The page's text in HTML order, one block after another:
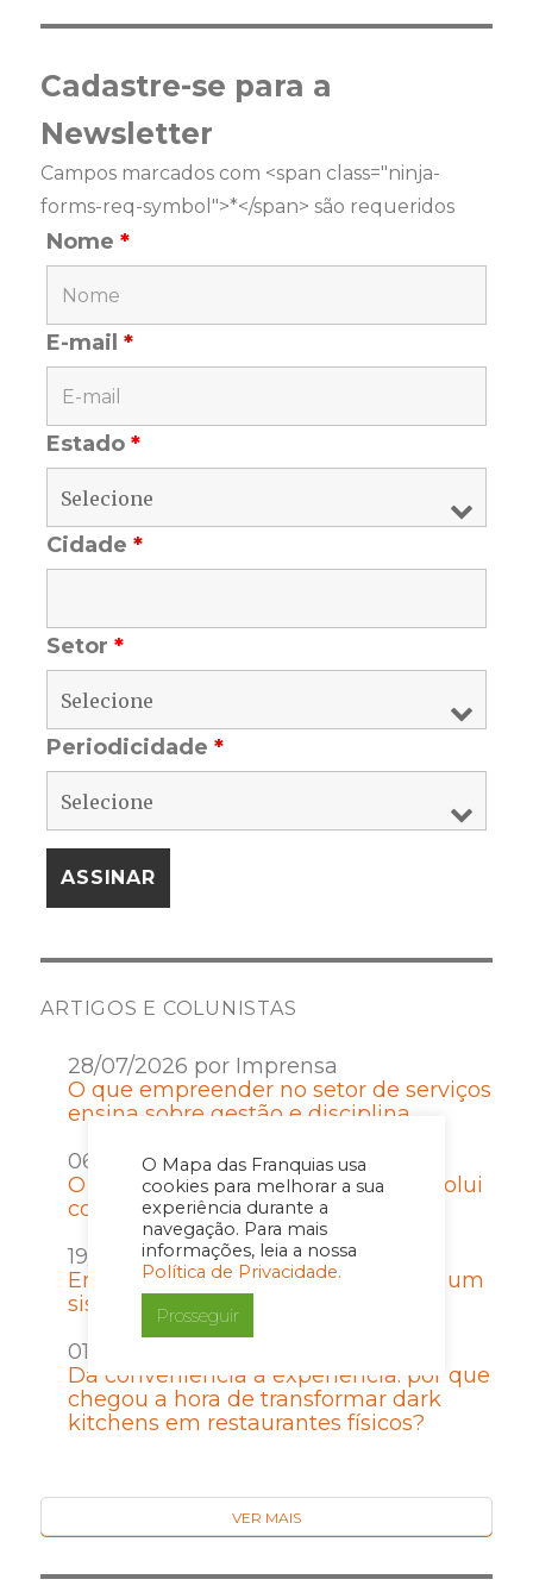
O Mapa das Franquias usa
cookies para melhorar a sua
experiência durante a
navegação. Para mais
informações, leia a nossa
Política de Privacidade.
Prosseguir
Cadastre-se para a
Newsletter
Campos marcados com <span class="ninja-
forms-req-symbol">*</span> são requeridos
Nome*
E-mail*
Estado*
Cidade*
Setor*
Periodicidade*
ARTIGOS E COLUNISTAS
28/07/2026 por Imprensa
O que empreender no setor de serviços
ensina sobre gestão e disciplina
06/07/2026 por Imprensa
O Contrato de Franquia que não evolui
com a rede vira passivo
19/06/2026 por Imprensa
Entrar em uma franquia é escolher um
sistema de crescimento
01/06/2026 por Imprensa
Da conveniência à experiência: por que
chegou a hora de transformar dark
kitchens em restaurantes físicos?
VER MAIS